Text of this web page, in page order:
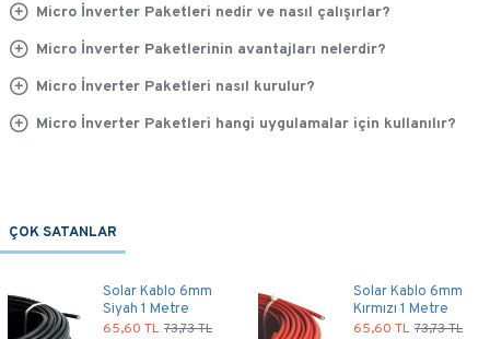
Micro İnverter Paketleri nedir ve nasıl çalışırlar?
Micro İnverter Paketlerinin avantajları nelerdir?
Micro İnverter Paketleri nasıl kurulur?
Micro İnverter Paketleri hangi uygulamalar için kullanılır?
ÇOK SATANLAR
Solar Kablo 6mm
Siyah 1 Metre
65,60 TL 73,73 TL
Solar Kablo 6mm
Kırmızı 1 Metre
65,60 TL 73,73 TL